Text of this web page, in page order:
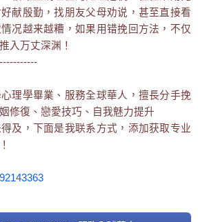
献殷勤，找朋友父母劝说，甚至直接看
况越来越糟，如果用错挽回方法，不仅
入万丈深渊！
理學畢業、服務全球華人，擅長分手挽
修復、戀愛技巧、自我魅力提升
及，下面是我联系方式，添加获取专业